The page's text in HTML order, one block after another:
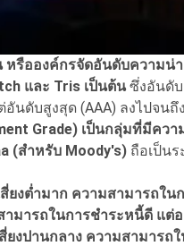
รือองค์กรจัดอันดับความน่
และ Tris เป็นต้นซึ่งอันดับ
นดับสูงสุด (AAA) ลงไปจนถึ
Grade) เป็นกลุ่มที่มีคว
(สำหรับ Moody's) ถือเป็น
ยงต่ำมาก ความสามารถใ
ามารถในการชำระหนี้ดี แต่
สี่ยงปานกลาง ความสามาร